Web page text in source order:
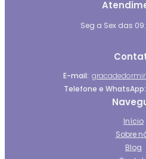
Seg a Sex das
E-mail:
Telefone e WhatsApp:
Início
Sobre
Blog